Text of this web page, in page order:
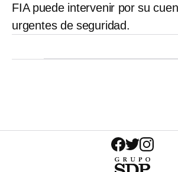
FIA puede intervenir por su
urgentes de seguridad.